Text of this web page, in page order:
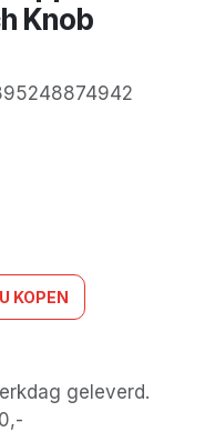
Knob
KOPEN
geleverd.